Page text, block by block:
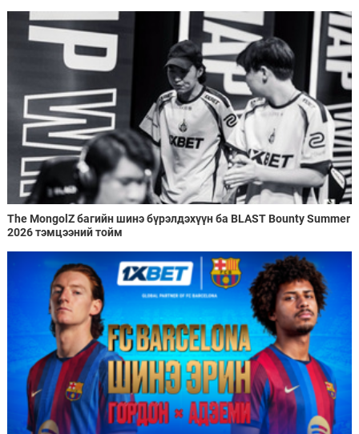
The MongolZ багийн шинэ бүрэлдэхүүн ба BLAST Bounty Summer
2026 тэмцээний тойм